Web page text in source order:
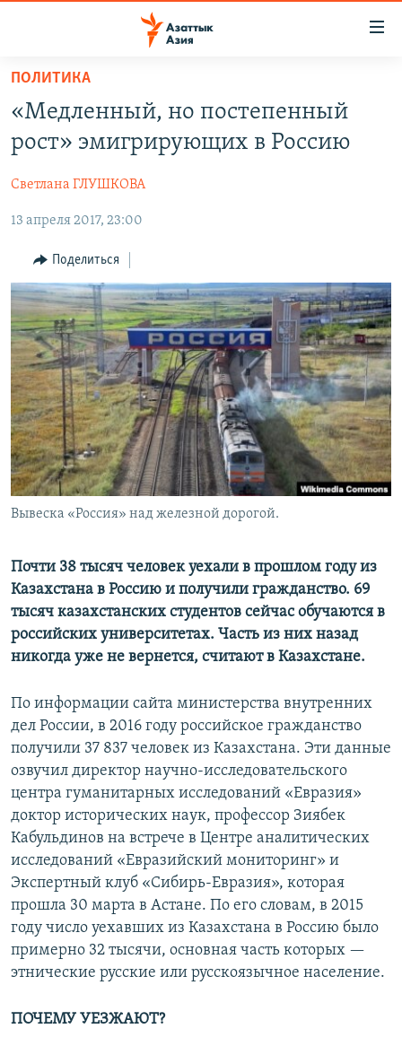
Вернуться
основному
содержанию
Вернутся
навигации
Вернутся
поиску
УЗБЕКИСТАН
ТАДЖИКИСТАН
НОВОСТИ
ВОЙНА В УКРАИНЕ
НА ДРУГИХ ЯЗЫКАХ
ҚАЗАҚША
КЫРГЫЗЧА
ЎЗБЕКЧА
ТОҶИКӢ
TÜRKMENÇE
Все сайты РСЕ/РС
ПОЛИТИКА
«Медленный, но постепенный
рост» эмигрирующих в Россию
Светлана ГЛУШКОВА
13 апреля 2017, 23:00
Поделиться
Вывеска «Россия» над железной дорогой.
Почти 38 тысяч человек уехали в прошлом году из
Казахстана в Россию и получили гражданство. 69
тысяч казахстанских студентов сейчас обучаются в
российских университетах. Часть из них назад
никогда уже не вернется, считают в Казахстане.
По информации сайта министерства внутренних
дел России, в 2016 году российское гражданство
получили 37 837 человек из Казахстана. Эти данные
озвучил директор научно-исследовательского
центра гуманитарных исследований «Евразия»
доктор исторических наук, профессор Зиябек
Кабульдинов на встрече в Центре аналитических
исследований «Евразийский мониторинг» и
Экспертный клуб «Сибирь-Евразия», которая
прошла 30 марта в Астане. По его словам, в 2015
году число уехавших из Казахстана в Россию было
примерно 32 тысячи, основная часть которых —
этнические русские или русскоязычное население.
ПОЧЕМУ УЕЗЖАЮТ?